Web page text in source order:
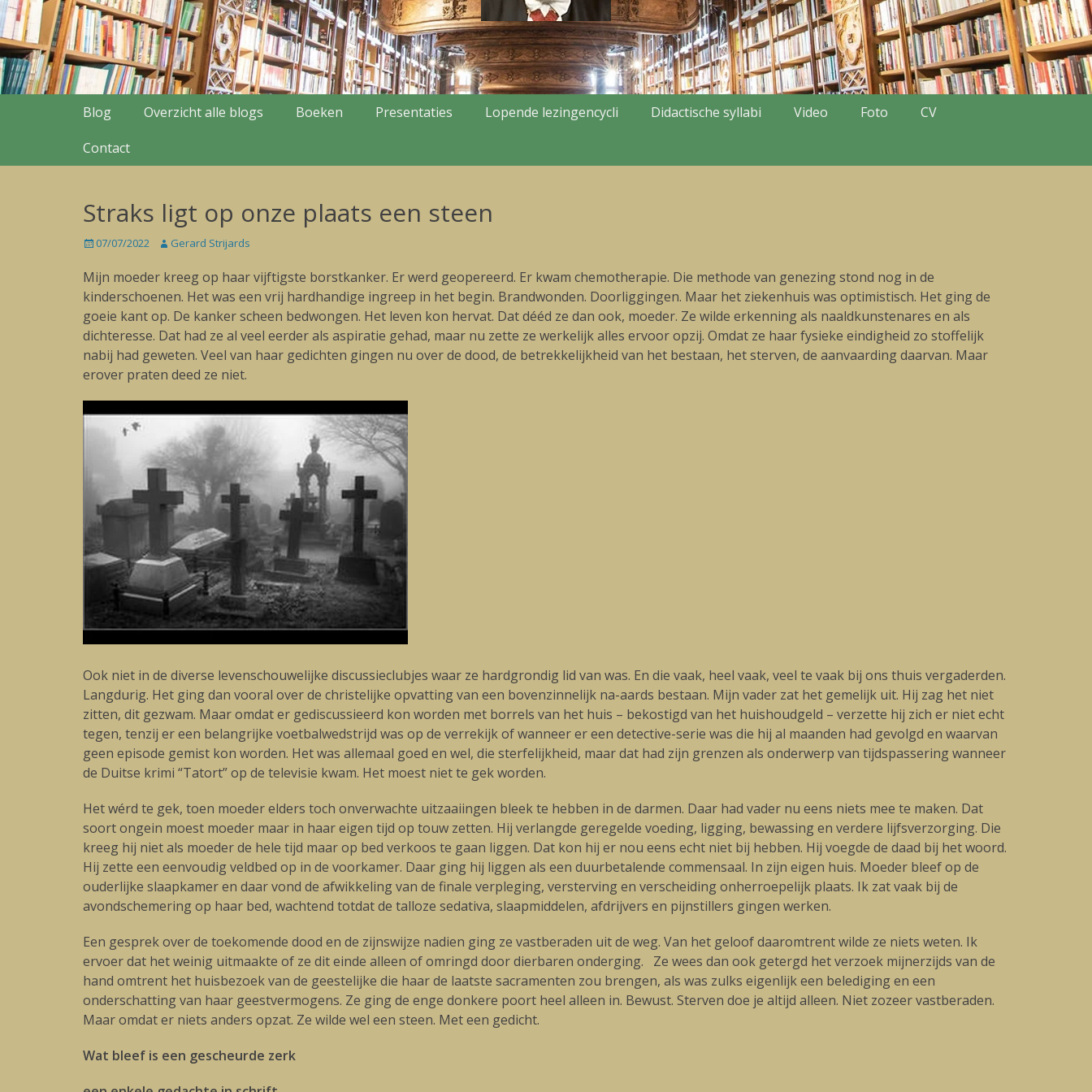
Secondary Menu
Skip
content
Blog Overzicht alle blogs Boeken Presentaties Lopende lezingencycli Didactische syllabi Video Foto
CV
Contact
Straks ligt op onze plaats een steen
Posted
07/07/2022 Author
Gerard Strijards
Mijn moeder kreeg op haar vijftigste borstkanker. Er werd geopereerd. Er kwam chemotherapie. Die methode van genezing stond nog in de
kinderschoenen. Het was een vrij hardhandige ingreep in het begin. Brandwonden. Doorliggingen. Maar het ziekenhuis was optimistisch. Het ging de
goeie kant op. De kanker scheen bedwongen. Het leven kon hervat. Dat dééd ze dan ook, moeder. Ze wilde erkenning als naaldkunstenares en als
dichteresse. Dat had ze al veel eerder als aspiratie gehad, maar nu zette ze werkelijk alles ervoor opzij. Omdat ze haar fysieke eindigheid zo stoffelijk
nabij had geweten. Veel van haar gedichten gingen nu over de dood, de betrekkelijkheid van het bestaan, het sterven, de aanvaarding daarvan. Maar
erover praten deed ze niet.
Ook niet in de diverse levenschouwelijke discussieclubjes waar ze hardgrondig lid van was. En die vaak, heel vaak, veel te vaak bij ons thuis vergaderden.
Langdurig. Het ging dan vooral over de christelijke opvatting van een bovenzinnelijk na-aards bestaan. Mijn vader zat het gemelijk uit. Hij zag het niet
zitten, dit gezwam. Maar omdat er gediscussieerd kon worden met borrels van het huis – bekostigd van het huishoudgeld – verzette hij zich er niet echt
tegen, tenzij er een belangrijke voetbalwedstrijd was op de verrekijk of wanneer er een detective-serie was die hij al maanden had gevolgd en waarvan
geen episode gemist kon worden. Het was allemaal goed en wel, die sterfelijkheid, maar dat had zijn grenzen als onderwerp van tijdspassering wanneer
de Duitse krimi “Tatort” op de televisie kwam. Het moest niet te gek worden.
Het wérd te gek, toen moeder elders toch onverwachte uitzaaiingen bleek te hebben in de darmen. Daar had vader nu eens niets mee te maken. Dat
soort ongein moest moeder maar in haar eigen tijd op touw zetten. Hij verlangde geregelde voeding, ligging, bewassing en verdere lijfsverzorging. Die
kreeg hij niet als moeder de hele tijd maar op bed verkoos te gaan liggen. Dat kon hij er nou eens echt niet bij hebben. Hij voegde de daad bij het woord.
Hij zette een eenvoudig veldbed op in de voorkamer. Daar ging hij liggen als een duurbetalende commensaal. In zijn eigen huis. Moeder bleef op de
ouderlijke slaapkamer en daar vond de afwikkeling van de finale verpleging, versterving en verscheiding onherroepelijk plaats. Ik zat vaak bij de
avondschemering op haar bed, wachtend totdat de talloze sedativa, slaapmiddelen, afdrijvers en pijnstillers gingen werken.
Een gesprek over de toekomende dood en de zijnswijze nadien ging ze vastberaden uit de weg. Van het geloof daaromtrent wilde ze niets weten. Ik
ervoer dat het weinig uitmaakte of ze dit einde alleen of omringd door dierbaren onderging. Ze wees dan ook getergd het verzoek mijnerzijds van de
hand omtrent het huisbezoek van de geestelijke die haar de laatste sacramenten zou brengen, als was zulks eigenlijk een belediging en een
onderschatting van haar geestvermogens. Ze ging de enge donkere poort heel alleen in. Bewust. Sterven doe je altijd alleen. Niet zozeer vastberaden.
Maar omdat er niets anders opzat. Ze wilde wel een steen. Met een gedicht.
Wat bleef is een gescheurde zerk